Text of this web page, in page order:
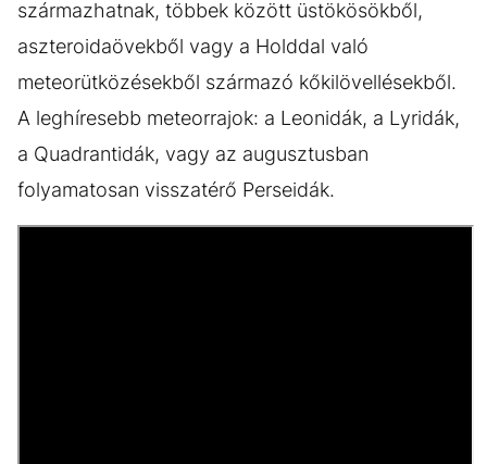
származhatnak, többek között üstökösökből,
aszteroidaövekből vagy a Holddal való
meteorütközésekből származó kőkilövellésekből.
A leghíresebb meteorrajok: a Leonidák, a Lyridák,
a Quadrantidák, vagy az augusztusban
folyamatosan visszatérő Perseidák.